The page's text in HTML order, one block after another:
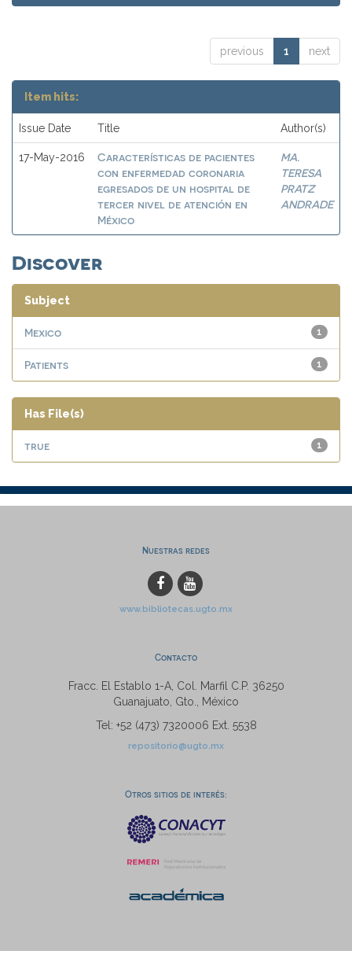
previous 1 next
Item hits:
Issue Date Title Author(s)
17-May-2016
Características de pacientes
con enfermedad coronaria
egresados de un hospital de
tercer nivel de atención en
México
MA.
TERESA
PRATZ
ANDRADE
Discover
Subject
1
Mexico
1
Patients
Has File(s)
1
true
Nuestras redes
www.bibliotecas.ugto.mx
Contacto
Fracc. El Establo 1-A, Col. Marfil C.P. 36250
Guanajuato, Gto., México
Tel: +52 (473) 7320006 Ext. 5538
repositorio@ugto.mx
Otros sitios de interés: